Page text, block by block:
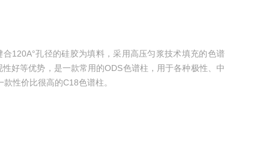
120A°孔径的硅胶为填料，采用高压匀浆技术填充的色谱
好等优势，是一款常用的ODS色谱柱，用于各种极性、中
性价比很高的C18色谱柱。